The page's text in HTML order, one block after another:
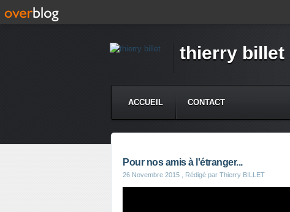
thierry billet
ACCUEIL CONTACT
Pour nos amis à l'étranger...
26 Novembre 2015 , Rédigé par Thierry BILLET